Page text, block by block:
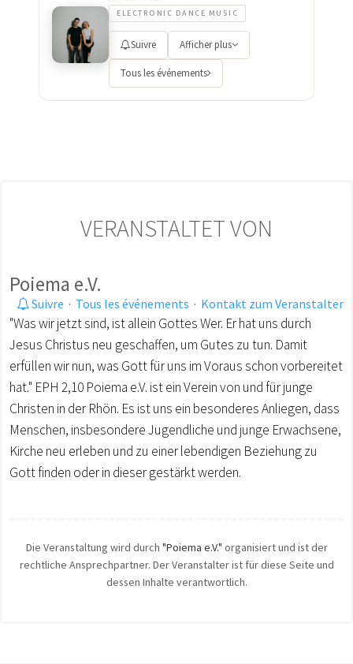
ELECTRONIC DANCE MUSIC
Suivre Afficher plus
Tous les événements
VERANSTALTET VON
Poiema e.V.
Suivre · Tous les événements · Kontakt zum Veranstalter
"Was wir jetzt sind, ist allein Gottes Wer. Er hat uns durch
Jesus Christus neu geschaffen, um Gutes zu tun. Damit
erfüllen wir nun, was Gott für uns im Voraus schon vorbereitet
hat." EPH 2,10 Poiema e.V. ist ein Verein von und für junge
Christen in der Rhön. Es ist uns ein besonderes Anliegen, dass
Menschen, insbesondere Jugendliche und junge Erwachsene,
Kirche neu erleben und zu einer lebendigen Beziehung zu
Gott finden oder in dieser gestärkt werden.
Die Veranstaltung wird durch "Poiema e.V." organisiert und ist der
rechtliche Ansprechpartner. Der Veranstalter ist für diese Seite und
dessen Inhalte verantwortlich.